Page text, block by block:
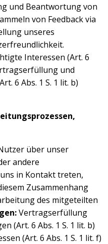
und Beantwortung von
von Feedback via
unseres
Interessen (Art. 6
und
6 Abs. 1 S. 1 lit. b)
über unser
andere
in Kontakt treten,
Zusammenhang
des mitgeteilten
Vertragserfüllung
(Art. 6 Abs. 1 S. 1 lit. b)
(Art. 6 Abs. 1 S. 1 lit. f)